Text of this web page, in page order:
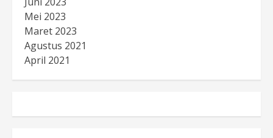
Mei 2023
Maret 2023
Agustus 2021
April 2021